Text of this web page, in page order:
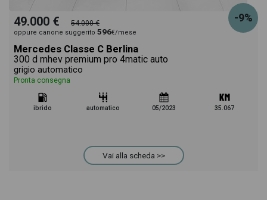
-9%
49.000 € 54.000 €
oppure canone suggerito 596€/mese
Mercedes Classe C Berlina
300 d mhev premium pro 4matic auto
grigio automatico
Pronta consegna
ibrido automatico 05/2023 35.067
Vai alla scheda >>